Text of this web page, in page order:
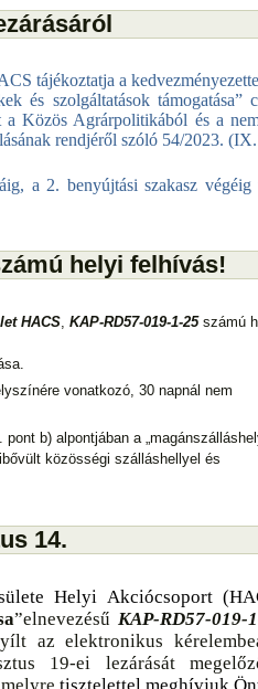
tájékoztatja a
és szolgáltatások támogatása”
a Közös Agrárpolitikából és a
rendjéről szóló 54/2023.
a 2. benyújtási szakasz
helyi felhívás!
HACS, KAP-RD57-019-1-25számú
vonatkozó, 30 napnál nem
b) alpontjában a
közösségi szálláshellyel és
14.
Helyi Akciócsoport
”elnevezésűKAP-RD57-019-
az elektronikus
19-ei lezárását